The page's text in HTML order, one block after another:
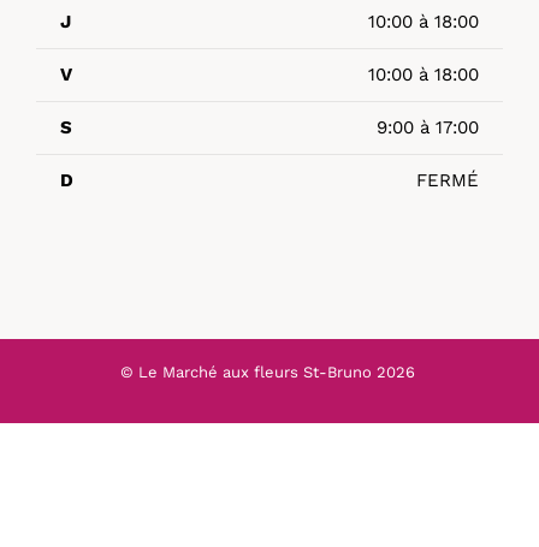
J 10:00 à 18:00
V 10:00 à 18:00
S 9:00 à 17:00
D FERMÉ
© Le Marché aux fleurs St-Bruno 2026